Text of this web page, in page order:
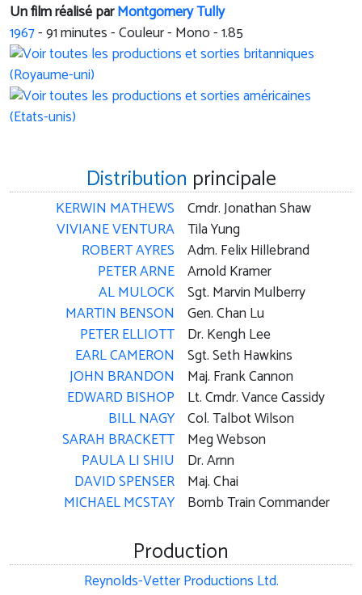
Un film réalisé parMontgomery Tully
1967-91minutes - Couleur - Mono - 1.85
Distribution principale
KERWIN MATHEWS
VIVIANE VENTURA
ROBERT AYRES
PETER ARNE
AL MULOCK
MARTIN BENSON
PETER ELLIOTT
EARL CAMERON
JOHN BRANDON
EDWARD BISHOP
BILL NAGY
SARAH BRACKETT
PAULA LI SHIU
DAVID SPENSER
MICHAEL MCSTAY
Cmdr. Jonathan Shaw
Tila Yung
Adm. Felix Hillebrand
Arnold Kramer
Sgt. Marvin Mulberry
Gen. Chan Lu
Dr. Kengh Lee
Sgt. Seth Hawkins
Maj. Frank Cannon
Lt. Cmdr. Vance Cassidy
Col. Talbot Wilson
Meg Webson
Dr. Arnn
Maj. Chai
Bomb Train Commander
Production
Reynolds-Vetter Productions Ltd.